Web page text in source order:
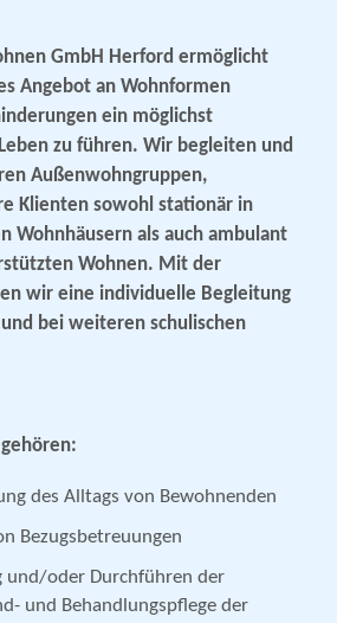
GmbH Herford ermöglicht
Angebot an Wohnformen
ein möglichst
zu führen. Wir begleiten und
Außenwohngruppen,
Klienten sowohl stationär in
Wohnhäusern als auch ambulant
Wohnen. Mit der
wir eine individuelle Begleitung
bei weiteren schulischen
des Alltags von Bewohnenden
Bezugsbetreuungen
und/oder Durchführen der
und Behandlungspflege der